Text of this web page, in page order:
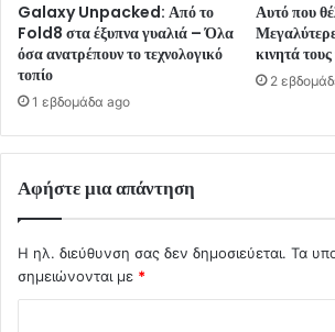
Galaxy Unpacked: Από το
Fold8 στα έξυπνα γυαλιά – Όλα
όσα ανατρέπουν το τεχνολογικό
τοπίο
1 εβδομάδα ago
Αυτό που
κινητά
2
Αφήστε μια απάντηση
Η ηλ. διεύθυνση σας δεν δημοσιεύεται. Τα
σημειώνονται με *